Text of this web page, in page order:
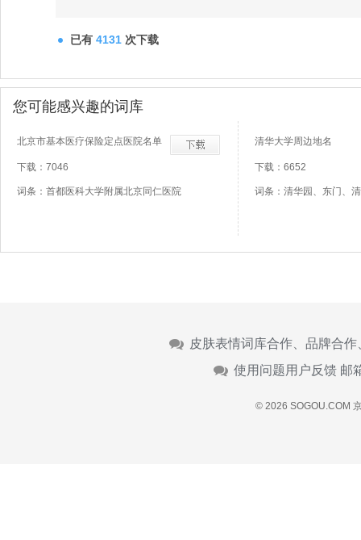
海淀区前进小学 、海淀区向东小学 、海淀区星火小学
已有 4131 次下载
您可能感兴趣的词库
北京市基本医疗保险定点医院名单
下载：7046
词条：首都医科大学附属北京同仁医院
清华大学周边地名
下载：6652
词条：清华园、东门、
皮肤表情词库合作、品牌合
使用问题用户反馈 邮
© 2026 SOGOU.COM